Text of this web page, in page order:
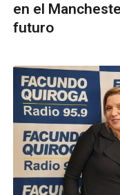
en el
futuro